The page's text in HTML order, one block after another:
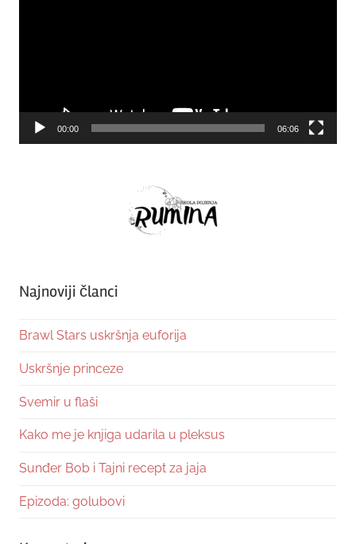
00:00 06:06
Najnoviji članci
Brawl Stars uskršnja euforija
Uskršnje princeze
Svemir u flaši
Kako me je knjiga udarila u pleksus
Sunđer Bob i Tajni recept za jaja
Epizoda: golubovi